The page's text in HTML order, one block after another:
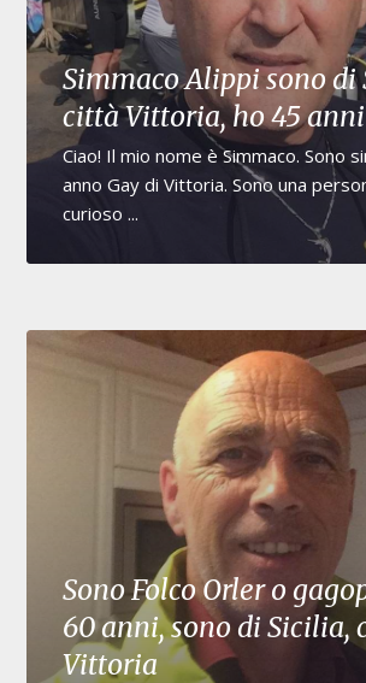
Simmaco Alippi sono di
città Vittoria, ho 45 anni
Ciao! Il mio nome è Simmaco. Sono
anno Gay di Vittoria. Sono una
curioso ...
Sono Folco Orler o
60 anni, sono di Sicilia,
Vittoria